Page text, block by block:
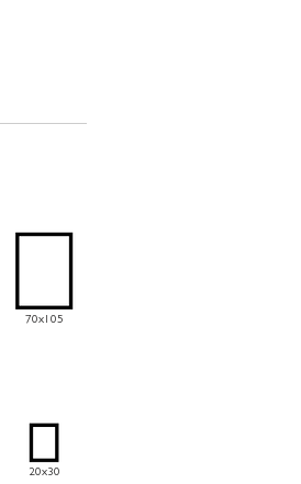
70x105
20x30